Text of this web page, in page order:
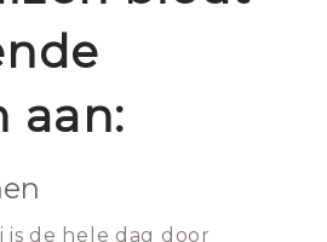
aan:
de hele dag door